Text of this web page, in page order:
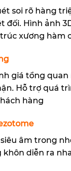
soi rõ hàng
đối. Hình ảnh
xương hàm
giá tổng
Hỗ trợ quá
hàng
âm trong
diễn ra